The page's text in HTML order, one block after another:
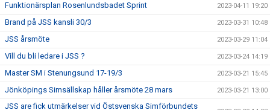
Funktionärsplan Rosenlundsbadet Sprint 2023-04-11 19:20
Brand på JSS kansli 30/3 2023-03-31 10:48
JSS årsmöte 2023-03-29 11:04
Vill du bli ledare i JSS ? 2023-03-24 14:19
Master SM i Stenungsund 17-19/3 2023-03-21 15:45
Jönköpings Simsällskap håller årsmöte 28 mars 2023-03-21 13:00
JSS are fick utmärkelser vid Östsvenska Simförbundets